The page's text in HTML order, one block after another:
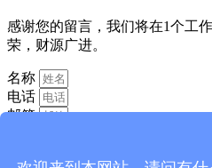
感谢您的留言，我们将在1个工
荣，财源广进。
名称
电话
邮箱